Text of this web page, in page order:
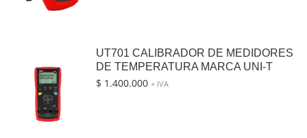
UT701 CALIBRADOR DE MEDIDORES
DE TEMPERATURA MARCA UNI-T
$ 1.400.000 + IVA